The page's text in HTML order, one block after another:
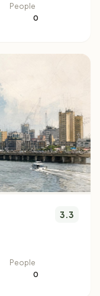
People
0
3.3
People
0